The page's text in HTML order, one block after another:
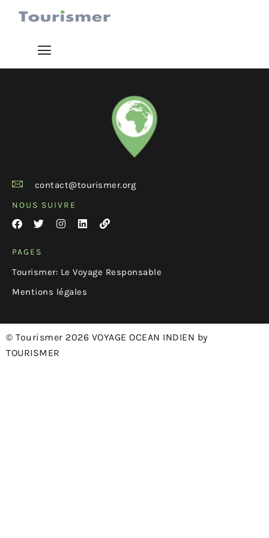
contact@tourismer.org
NOUS SUIVRE
PAGES
Tourismer: Le Voyage Responsable
Mentions légales
© Tourismer 2026 VOYAGE OCEAN INDIEN by
TOURISMER